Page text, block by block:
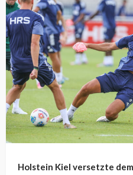
Holstein Kiel versetzte